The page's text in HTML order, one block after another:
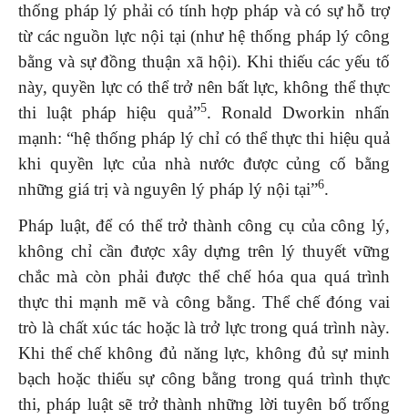
thống pháp lý phải có tính hợp pháp và có sự hỗ trợ
từ các nguồn lực nội tại (như hệ thống pháp lý công
bằng và sự đồng thuận xã hội). Khi thiếu các yếu tố
này, quyền lực có thể trở nên bất lực, không thể thực
thi luật pháp hiệu quả”5. Ronald Dworkin nhấn
mạnh: “hệ thống pháp lý chỉ có thể thực thi hiệu quả
khi quyền lực của nhà nước được củng cố bằng
những giá trị và nguyên lý pháp lý nội tại”6.
Pháp luật, để có thể trở thành công cụ của công lý,
không chỉ cần được xây dựng trên lý thuyết vững
chắc mà còn phải được thể chế hóa qua quá trình
thực thi mạnh mẽ và công bằng. Thể chế đóng vai
trò là chất xúc tác hoặc là trở lực trong quá trình này.
Khi thể chế không đủ năng lực, không đủ sự minh
bạch hoặc thiếu sự công bằng trong quá trình thực
thi, pháp luật sẽ trở thành những lời tuyên bố trống